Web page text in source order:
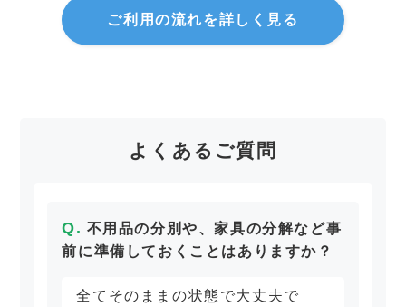
ご利用の流れを詳しく見る
よくあるご質問
不用品の分別や、家具の分解など事
前に準備しておくことはありますか？
全てそのままの状態で大丈夫で